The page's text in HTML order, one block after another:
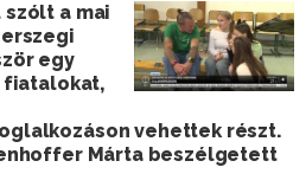
a mai
egy
fiatalokat,
vehettek részt.
Márta beszélgetett